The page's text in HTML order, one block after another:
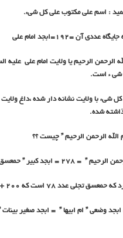
: اسم علی مکتوب علی کل شیء.
آن =۱۹۲=ابجد امام علی
الرحمن الرحیم یا ولایت امام علی علیه
شی ء است.
با ولایت نشانه دار شده ،داغ
شده.
الله الرحمن الرحیم ” چیست ؟؟
= ابجد کبیر ” حمعسق ”